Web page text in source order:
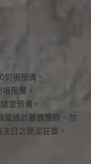
到場預備。
預備。
室預備。
或過於暴露服飾、勿
日之簡潔莊重。